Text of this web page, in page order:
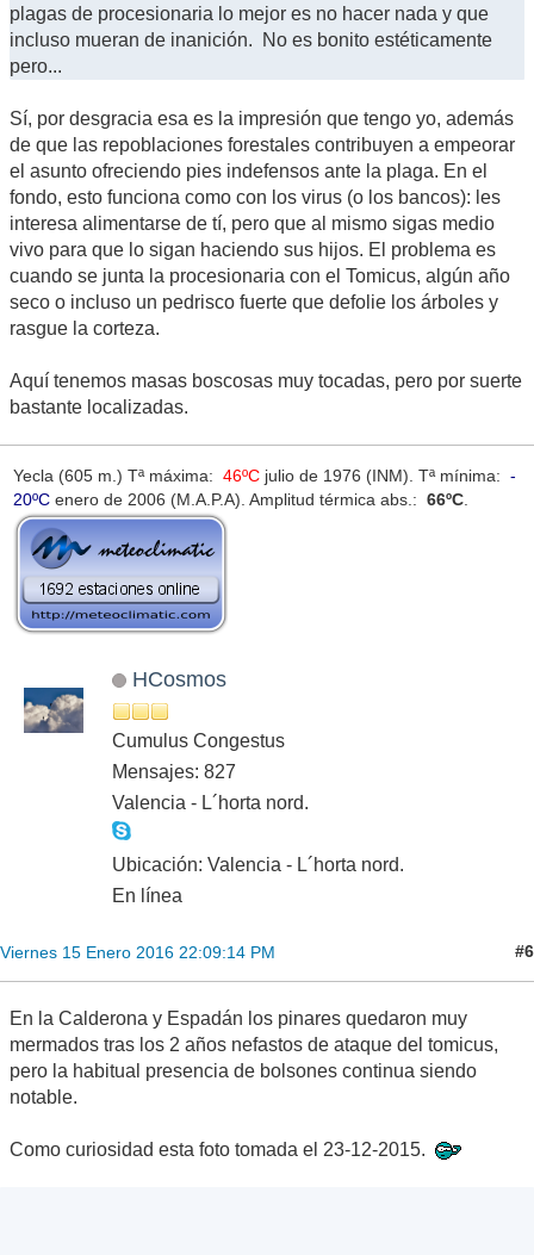
plagas de procesionaria lo mejor es no hacer nada y que
incluso mueran de inanición. No es bonito estéticamente
pero...
Sí, por desgracia esa es la impresión que tengo yo, además
de que las repoblaciones forestales contribuyen a empeorar
el asunto ofreciendo pies indefensos ante la plaga. En el
fondo, esto funciona como con los virus (o los bancos): les
interesa alimentarse de tí, pero que al mismo sigas medio
vivo para que lo sigan haciendo sus hijos. El problema es
cuando se junta la procesionaria con el Tomicus, algún año
seco o incluso un pedrisco fuerte que defolie los árboles y
rasgue la corteza.
Aquí tenemos masas boscosas muy tocadas, pero por suerte
bastante localizadas.
Yecla (605 m.) Tª máxima: 46ºCjulio de 1976 (INM). Tª mínima: -
20ºCenero de 2006 (M.A.P.A). Amplitud térmica abs.: 66ºC.
HCosmos
Cumulus Congestus
Mensajes: 827
Valencia - L´horta nord.
Ubicación: Valencia - L´horta nord.
En línea
Viernes 15 Enero 2016 22:09:14 PM #6
En la Calderona y Espadán los pinares quedaron muy
mermados tras los 2 años nefastos de ataque del tomicus,
pero la habitual presencia de bolsones continua siendo
notable.
Como curiosidad esta foto tomada el 23-12-2015.